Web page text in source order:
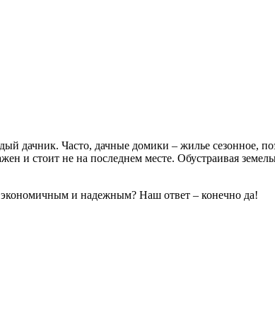
дачник. Часто, дачные домики – жилье сезонное,
и стоит не на последнем месте. Обустраивая
экономичным и надежным? Наш ответ – конечно да!